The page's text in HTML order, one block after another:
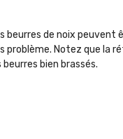
beurres de noix
Notez que la
bien brassés.